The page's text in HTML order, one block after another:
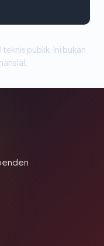
publik. Ini bukan